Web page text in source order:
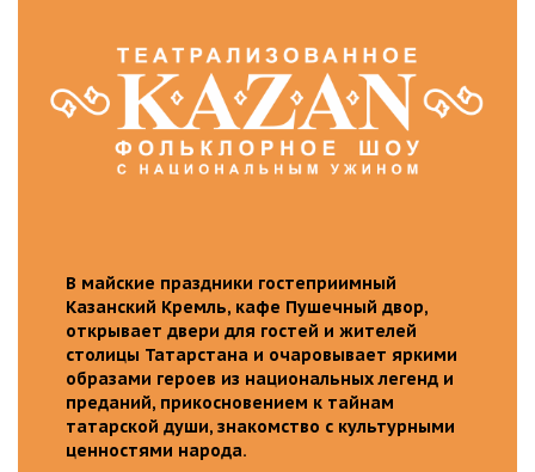
В майские праздники гостеприимный
Казанский Кремль, кафе Пушечный двор,
открывает двери для гостей и жителей
столицы Татарстана и очаровывает яркими
образами героев из национальных легенд и
преданий, прикосновением к тайнам
татарской души, знакомство с культурными
ценностями народа.